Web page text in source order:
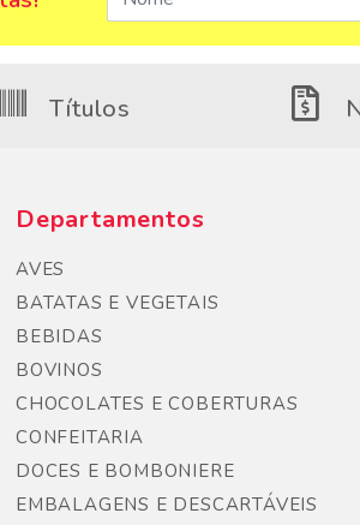
Títulos
Departamentos
AVES
BATATAS E VEGETAIS
BEBIDAS
BOVINOS
CHOCOLATES E COBERTURAS
CONFEITARIA
DOCES E BOMBONIERE
EMBALAGENS E DESCARTÁVEIS